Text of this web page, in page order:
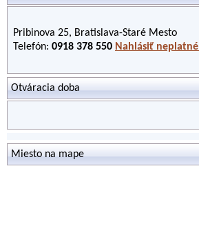
Pribinova 25, Bratislava-Staré Mesto
Telefón: 0918 378 550 Nahlásiť
Otváracia doba
Miesto na mape